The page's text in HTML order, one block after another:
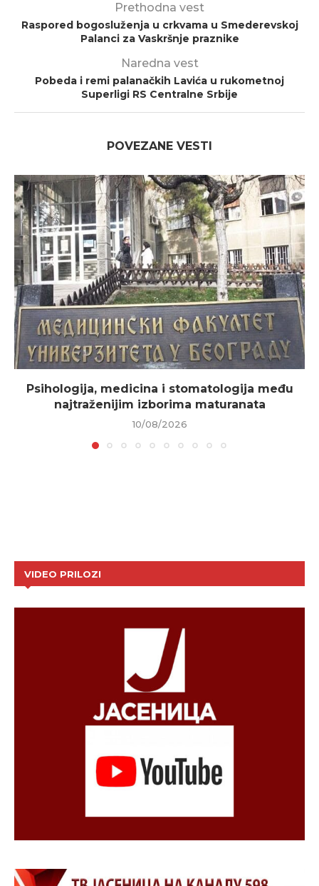
Prethodna vest
Raspored bogosluženja u crkvama u Smederevskoj
Palanci za Vaskršnje praznike
Naredna vest
Pobeda i remi palanačkih Lavića u rukometnoj
Superligi RS Centralne Srbije
POVEZANE VESTI
Psihologija, medicina i stomatologija među
najtraženijim izborima maturanata
10/08/2026
VIDEO PRILOZI